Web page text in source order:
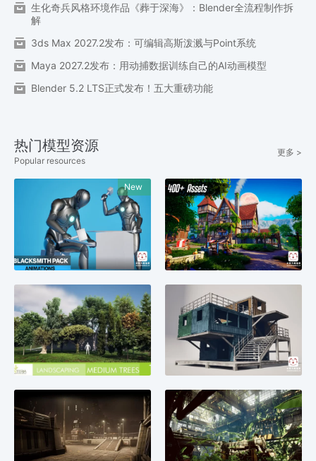
生化奇兵风格环境作品《葬于深海》：Blender全流程制作拆
解
3ds Max 2027.2发布：可编辑高斯泼溅与Point系统
Maya 2027.2发布：用动捕数据训练自己的AI动画模型
Blender 5.2 LTS正式发布！五大重磅功能
热门模型资源
Popular resources
更多 >